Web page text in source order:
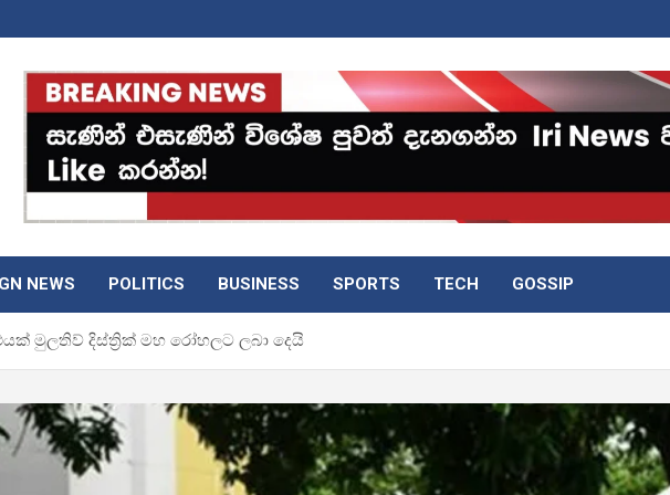
NEWS POLITICS BUSINESS SPORTS TECH GOSSIP
මුලතිව් දිස්ත්‍රික් මහ රෝහලට ලබා දෙයි